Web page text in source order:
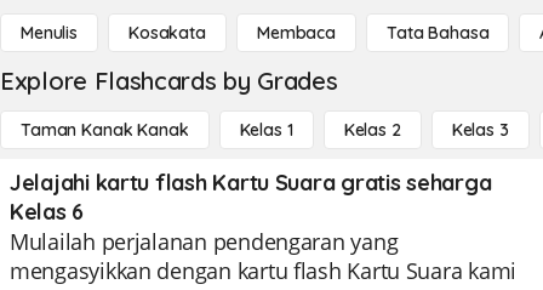
Menulis Kosakata Membaca Tata Bahasa
Explore Flashcards by Grades
Taman Kanak Kanak Kelas 1 Kelas 2 Kelas 3
Jelajahi kartu flash Kartu Suara gratis seharga
Kelas 6
Mulailah perjalanan pendengaran yang
mengasyikkan dengan kartu flash Kartu Suara kami